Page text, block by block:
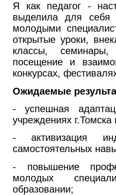
Я как педагог -
выделила для
молодыми
открытые уроки,
классы,
посещение и
конкурсах,
Ожидаемые
- успешная
учреждениях
- активизация
самостоятельных
- повышение
молодых
образовании;